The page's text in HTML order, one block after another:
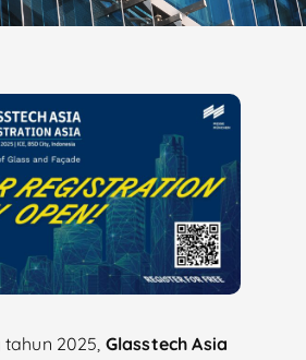
2025, Glasstech Asia